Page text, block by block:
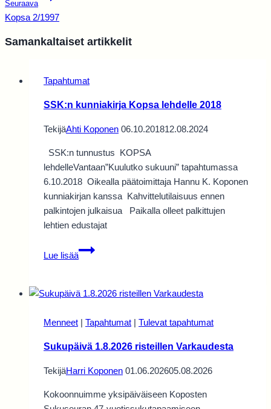
Seuraava
Kopsa 2/1997
Samankaltaiset artikkelit
Tapahtumat
SSK:n kunniakirja Kopsa lehdelle 2018
TekijäAhti Koponen 06.10.201812.08.2024
SSK:n tunnustus KOPSA
lehdelleVantaan”Kuulutko sukuuni” tapahtumassa
6.10.2018 Oikealla päätoimittaja Hannu K. Koponen
kunniakirjan kanssa Kahvittelutilaisuus ennen
palkintojen julkaisua Paikalla olleet palkittujen
lehtien edustajat
Lue lisää
SSK:n
kunniakirja
lehdelle
Menneet | Tapahtumat | Tulevat tapahtumat
Sukupäivä 1.8.2026 risteillen Varkaudesta
TekijäHarri Koponen 01.06.202605.08.2026
Kokoonnuimme yksipäiväiseen Koposten